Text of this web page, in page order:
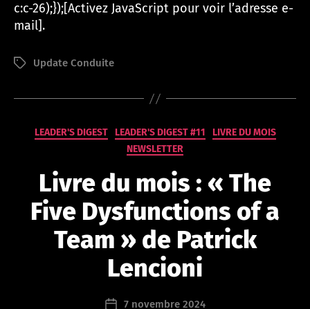
c:c-26);});[Activez JavaScript pour voir l’adresse e-
mail].
Étiquettes
Update Conduite
Catégories
LEADER'S DIGEST LEADER'S DIGEST #11
LIVRE DU MOIS
NEWSLETTER
Livre du mois : « The
Five Dysfunctions of a
Team » de Patrick
Lencioni
Auteur
ar
a
m
in
is
tr
at
or
@
Date7 novembre 2024